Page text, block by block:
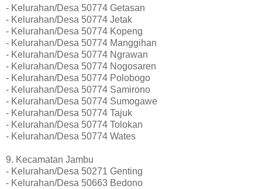
- Kelurahan/Desa 50774 Getasan
- Kelurahan/Desa 50774 Jetak
- Kelurahan/Desa 50774 Kopeng
- Kelurahan/Desa 50774 Manggihan
- Kelurahan/Desa 50774 Ngrawan
- Kelurahan/Desa 50774 Nogosaren
- Kelurahan/Desa 50774 Polobogo
- Kelurahan/Desa 50774 Samirono
- Kelurahan/Desa 50774 Sumogawe
- Kelurahan/Desa 50774 Tajuk
- Kelurahan/Desa 50774 Tolokan
- Kelurahan/Desa 50774 Wates
9. Kecamatan Jambu
- Kelurahan/Desa 50271 Genting
- Kelurahan/Desa 50663 Bedono